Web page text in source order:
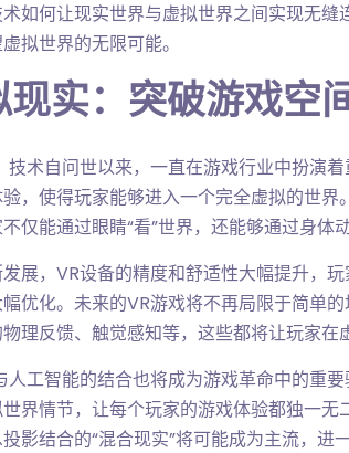
如何让现实世界与虚拟世界之间实现无
拟世界的无限可能。
现实：突破游戏空
技术自问世以来，一直在游戏行业中扮演
，使得玩家能够进入一个完全虚拟的世
仅能通过眼睛“看”世界，还能够通过身体
展，VR设备的精度和舒适性大幅提升，
优化。未来的VR游戏将不再局限于简单
理反馈、触觉感知等，这些都将让玩家在
人工智能的结合也将成为游戏革命中的重
界情节，让每个玩家的游戏体验都独一
影结合的“混合现实”将可能成为主流，进